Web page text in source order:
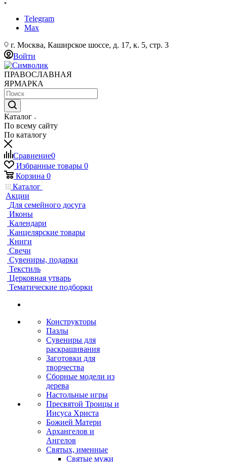
Telegram
Max
г. Москва, Каширское шоссе, д. 17, к. 5, стр. 3
Войти
ПРАВОСЛАВНАЯ
ЯРМАРКА
Каталог
По всему сайту
По каталогу
Сравнение0
Избранные товары 0
Корзина 0
Каталог
Акции
Для семейного досуга
Иконы
Календари
Канцелярские товары
Книги
Свечи
Сувениры, подарки
Текстиль
Церковная утварь
Тематические подборки
Конструкторы
Пазлы
Сувениры для
раскрашивания
Заготовки для
творчества
Сборные модели из
дерева
Настольные игры
Пресвятой Троицы и
Иисуса Христа
Божией Матери
Архангелов и
Ангелов
Святых, именные
Святые мужи